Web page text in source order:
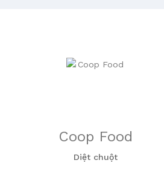
Coop Food
Diệt chuột